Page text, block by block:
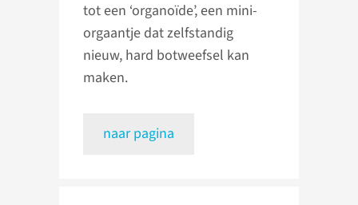
tot een ‘organoïde’, een mini-
orgaantje dat zelfstandig
nieuw, hard botweefsel kan
maken.
naar pagina